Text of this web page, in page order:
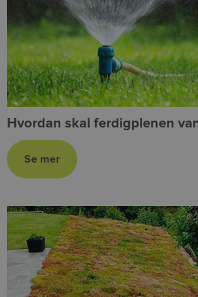
Hvordan skal ferdigplenen